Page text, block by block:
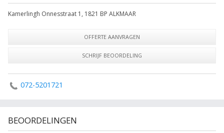
Kamerlingh Onnesstraat 1 , 1821 BP ALKMAAR
OFFERTE AANVRAGEN
SCHRIJF BEOORDELING
072-5201721
BEOORDELINGEN